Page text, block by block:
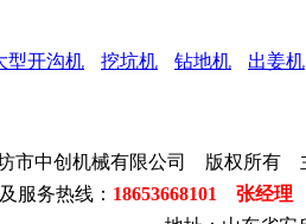
型开沟机 挖坑机 钻地机 出姜机
市中创机械有限公司 版权所有
服务热线： 18653668101 张经